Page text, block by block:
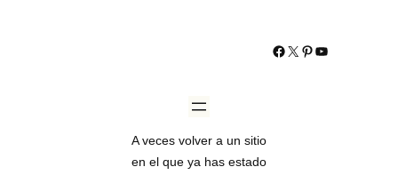
https://
https://
http://
YouTube
A veces volver a un sitio
en el que ya has estado